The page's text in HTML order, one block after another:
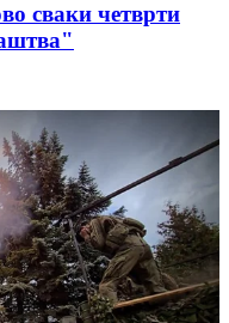
сваки четврти